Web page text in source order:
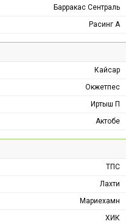
Барракас Сентраль
Расинг А
Кайсар
Окжетпес
Иртыш П
Актобе
ТПС
Лахти
Мариехамн
ХИК